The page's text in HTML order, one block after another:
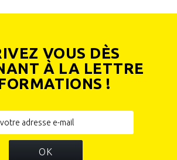
VOUS DÈS
À LA LETTRE
!
OK